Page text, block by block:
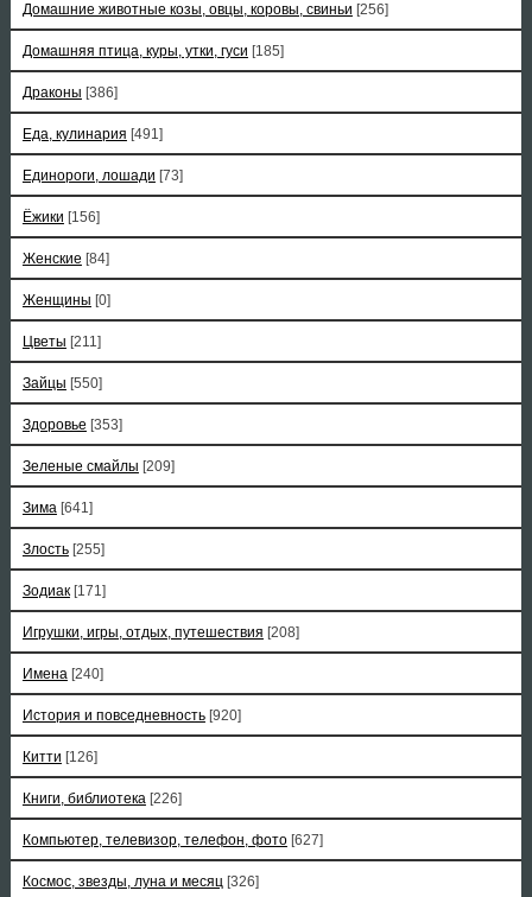
Домашние животные козы, овцы, коровы, свиньи [256]
Домашняя птица, куры, утки, гуси [185]
Драконы [386]
Еда, кулинария [491]
Единороги, лошади [73]
Ёжики [156]
Женские [84]
Женщины [0]
Цветы [211]
Зайцы [550]
Здоровье [353]
Зеленые смайлы [209]
Зима [641]
Злость [255]
Зодиак [171]
Игрушки, игры, отдых, путешествия [208]
Имена [240]
История и повседневность [920]
Китти [126]
Книги, библиотека [226]
Компьютер, телевизор, телефон, фото [627]
Космос, звезды, луна и месяц [326]